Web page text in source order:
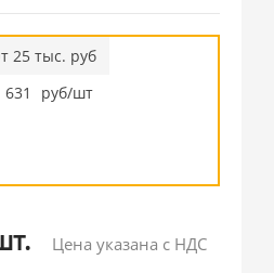
25 тыс. руб
631
руб/шт
Цена указана с НДС